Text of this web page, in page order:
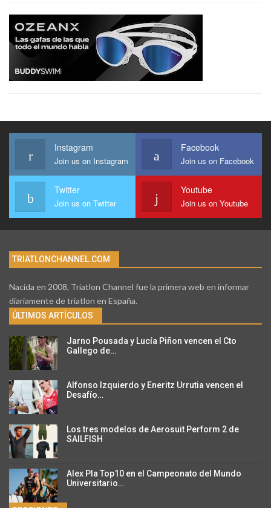
Instagram
Join us on Instagram
Facebook
Join us on Facebook
Twitter
Join us on Twitter
Youtube
Join us on Youtube
TRIATLONCHANNEL.COM
Nacida en 2008, Triatlon Channel fue la primera web en informar
diariamente de triatlon en España.
ÚLTIMOS ARTÍCULOS
Jarno Pousada y Lucía Piñon vencen el Cto
Gallego de…
Alfonso Izquierdo y Eneritz Urrutia vencen el
Desafío…
Los tres modelos de Aerosuit Perform 2 de
SAILFISH
Alex Pla Top10 en el Campeonato del Mundo
Universitario…